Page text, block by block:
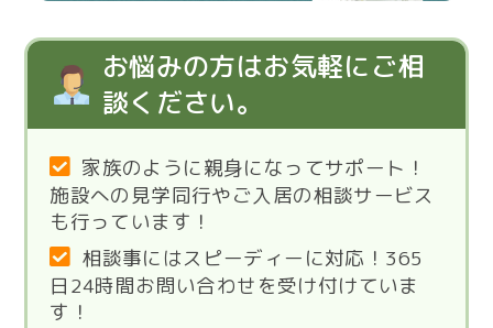
お悩みの方はお気軽にご相
談ください。
家族のように親身になってサポート！
施設への見学同行やご入居の相談サービス
も行っています！
相談事にはスピーディーに対応！365
日24時間お問い合わせを受け付けていま
す！